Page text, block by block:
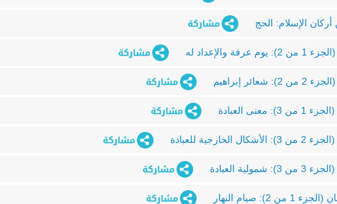
الإسلام: الحج
والإعداد له
إبراهيم
العبادة
للعبادة
العبادة
صيام النهار